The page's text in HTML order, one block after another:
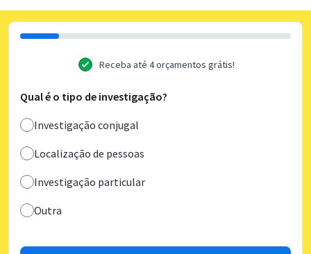
Receba até 4 orçamentos grátis!
Qual é o tipo de investigação?
Investigação conjugal
Localização de pessoas
Investigação particular
Outra